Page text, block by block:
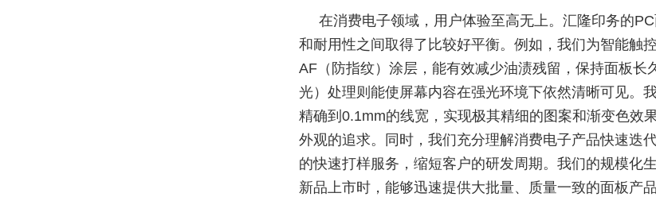
在消费电子领域，用户体验至高无上。汇隆印务的
和耐用性之间取得了比较好平衡。例如，我们为智能触
AF（防指纹）涂层，能有效减少油渍残留，保持面板长
光）处理则能使屏幕内容在强光环境下依然清晰可见。
精确到0.1mm的线宽，实现极其精细的图案和渐变色效
外观的追求。同时，我们充分理解消费电子产品快速迭
的快速打样服务，缩短客户的研发周期。我们的规模化
新品上市时，能够迅速提供大批量、质量一致的面板产